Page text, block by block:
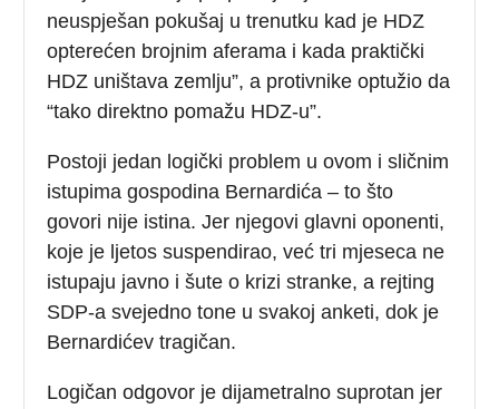
neuspješan pokušaj u trenutku kad je HDZ
opterećen brojnim aferama i kada praktički
HDZ uništava zemlju”, a protivnike optužio da
“tako direktno pomažu HDZ-u”.
Postoji jedan logički problem u ovom i sličnim
istupima gospodina Bernardića – to što
govori nije istina. Jer njegovi glavni oponenti,
koje je ljetos suspendirao, već tri mjeseca ne
istupaju javno i šute o krizi stranke, a rejting
SDP-a svejedno tone u svakoj anketi, dok je
Bernardićev tragičan.
Logičan odgovor je dijametralno suprotan jer